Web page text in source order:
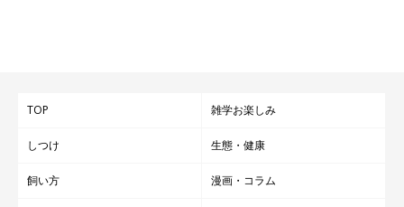
TOP 雑学お楽しみ
しつけ 生態・健康
飼い方 漫画・コラム